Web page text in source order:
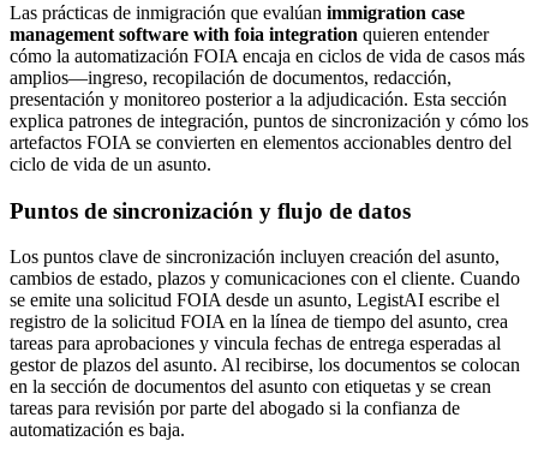
Las prácticas de inmigración que evalúan immigration case
management software with foia integration quieren entender
cómo la automatización FOIA encaja en ciclos de vida de casos más
amplios—ingreso, recopilación de documentos, redacción,
presentación y monitoreo posterior a la adjudicación. Esta sección
explica patrones de integración, puntos de sincronización y cómo los
artefactos FOIA se convierten en elementos accionables dentro del
ciclo de vida de un asunto.
Puntos de sincronización y flujo de datos
Los puntos clave de sincronización incluyen creación del asunto,
cambios de estado, plazos y comunicaciones con el cliente. Cuando
se emite una solicitud FOIA desde un asunto, LegistAI escribe el
registro de la solicitud FOIA en la línea de tiempo del asunto, crea
tareas para aprobaciones y vincula fechas de entrega esperadas al
gestor de plazos del asunto. Al recibirse, los documentos se colocan
en la sección de documentos del asunto con etiquetas y se crean
tareas para revisión por parte del abogado si la confianza de
automatización es baja.